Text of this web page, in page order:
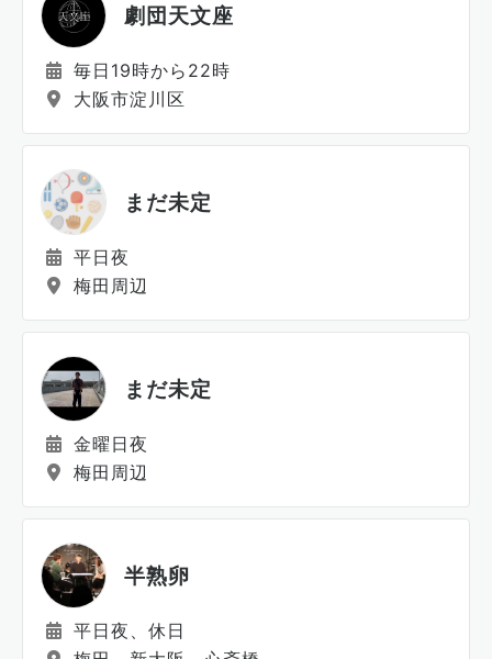
劇団天文座
毎日19時から22時
大阪市淀川区
まだ未定
平日夜
梅田周辺
まだ未定
金曜日夜
梅田周辺
半熟卵
平日夜、休日